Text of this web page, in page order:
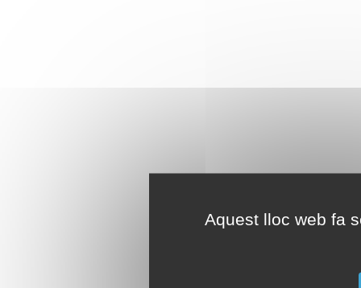
Aquest lloc web fa